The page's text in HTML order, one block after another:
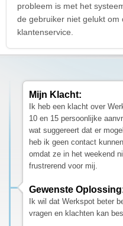
probleem is met het
de gebruiker niet gelukt
klantenservice.
Mijn Klacht:
Ik heb een klacht over
10 en 15 persoonlijke
wat suggereert dat er
heb ik geen contact
omdat ze in het weekend
frustrerend voor mij.
Gewenste
Ik wil dat Werkspot beter
vragen en klachten kan